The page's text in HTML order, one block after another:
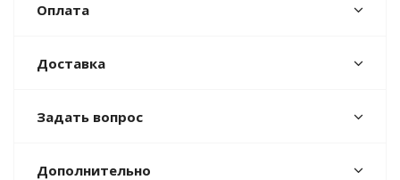
Оплата
Доставка
Задать вопрос
Дополнительно